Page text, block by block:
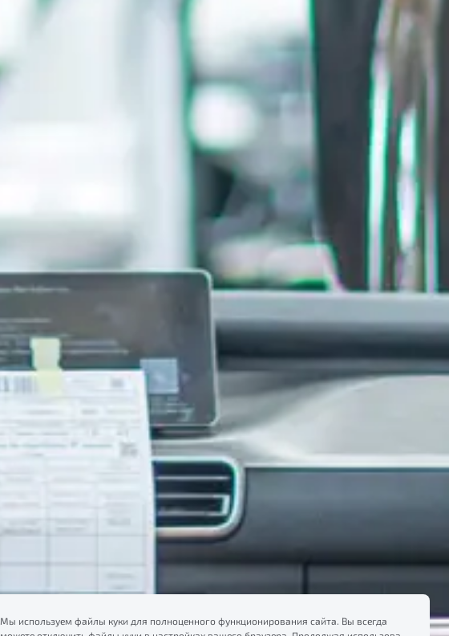
Мы используем файлы куки для полноценного функционирования сайта. Вы всегда